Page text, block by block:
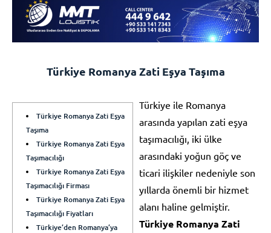
Türkiye Romanya Zati Eşya Taşıma
Türkiye Romanya Zati Eşya
Taşıma
Türkiye Romanya Zati Eşya
Taşımacılığı
Türkiye Romanya Zati Eşya
Taşımacılığı Firması
Türkiye Romanya Zati Eşya
Taşımacılığı Fiyatları
Türkiye’den Romanya’ya
Türkiye ile Romanya
arasında yapılan zati eşya
taşımacılığı, iki ülke
arasındaki yoğun göç ve
ticari ilişkiler nedeniyle son
yıllarda önemli bir hizmet
alanı haline gelmiştir.
Türkiye Romanya Zati